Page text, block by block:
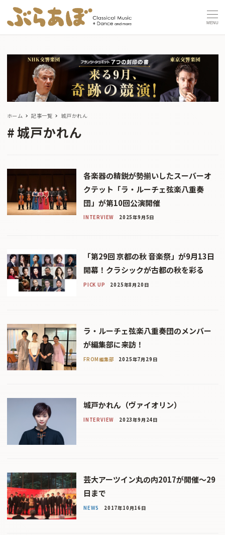
MENU
ホーム 記事一覧 城戸かれん
城戸かれん
各楽器の精鋭が勢揃いしたスーバーオ
クテット「ラ・ルーチェ弦楽八重奏
団」が第10回公演開催
INTERVIEW 2025年9月5日
「第29回 京都の秋 音楽祭」が9月13日
開幕！クラシックが古都の秋を彩る
PICK UP 2025年8月20日
ラ・ルーチェ弦楽八重奏団のメンバー
が編集部に来訪！
FROM編集部 2025年7月29日
城戸かれん（ヴァイオリン）
INTERVIEW 2023年9月24日
芸大アーツイン丸の内2017が開催〜29
日まで
NEWS 2017年10月16日